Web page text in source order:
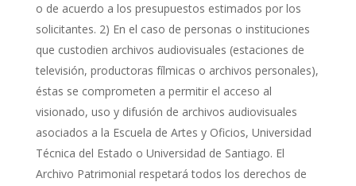
o de acuerdo a los presupuestos estimados por los
solicitantes. 2) En el caso de personas o instituciones
que custodien archivos audiovisuales (estaciones de
televisión, productoras fílmicas o archivos personales),
éstas se comprometen a permitir el acceso al
visionado, uso y difusión de archivos audiovisuales
asociados a la Escuela de Artes y Oficios, Universidad
Técnica del Estado o Universidad de Santiago. El
Archivo Patrimonial respetará todos los derechos de